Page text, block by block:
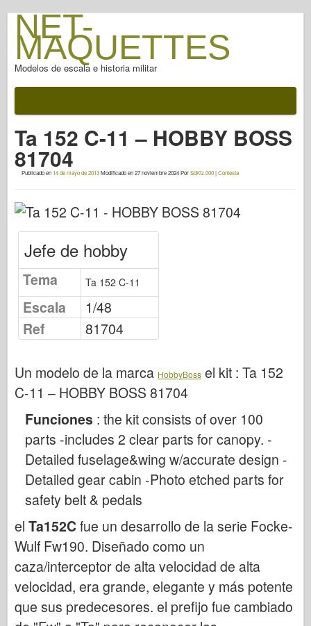
NET-
MAQUETTES
Modelos de escala e historia militar
Después de la batalla
Armas AFV
Eje aliado
Armadura en el perfil
Concord
Tuercas y pernos
Nueva vanguardia
Modelado Osprey
Publicación de Osprey
Señal de escuadrón
Camiones y tanques
Maquetas
Academia
Modelos ace
AFV Club
Airfix
Fuerza Aérea
Modelo AZ
Perro negro
Ta 152 C-11 – HOBBY BOSS
81704
Publicado en 14 de mayo de 2013Modificado en27 noviembre 2024PorSdKfz.000|Contesta
Jefe de hobby
Tema Ta 152 C-11
Escala
1/48
Ref
81704
Un modelo de la marca HobbyBoss el kit : Ta 152
C-11 – HOBBY BOSS 81704
Funciones : the kit consists of over 100
parts -includes 2 clear parts for canopy. -
Detailed fuselage&wing w/accurate design -
Detailed gear cabin -Photo etched parts for
safety belt & pedals
el Ta152Cfue un desarrollo de la serie Focke-
Wulf Fw190. Diseñado como un
caza/interceptor de alta velocidad de alta
velocidad, era grande, elegante y más potente
que sus predecesores. el prefijo fue cambiado